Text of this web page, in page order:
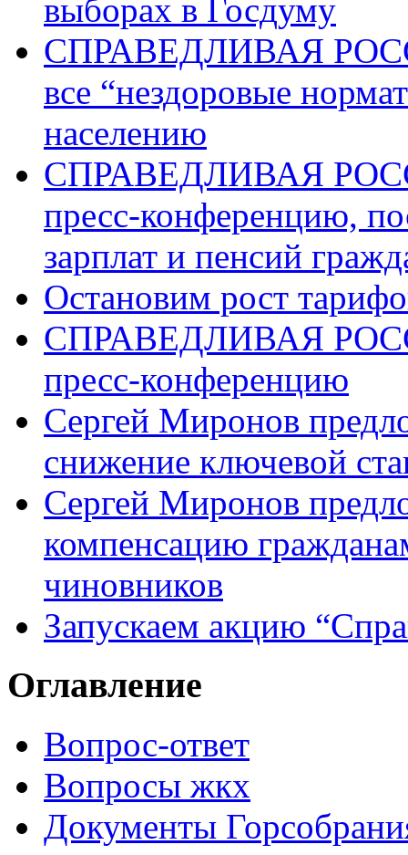
выборах в Госдуму
СПРАВЕДЛИВАЯ
все “нездоровые
населению
СПРАВЕДЛИВАЯ
пресс-конференцию,
зарплат и пенсий
Остановим рост
СПРАВЕДЛИВАЯ
пресс-конференцию
Сергей Миронов
снижение ключевой
Сергей Миронов
компенсацию
чиновников
Запускаем акцию
Оглавление
Вопрос-ответ
Вопросы жкх
Документы